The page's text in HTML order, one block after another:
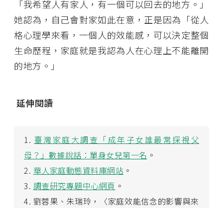
「我希望人有家人，有一個可以回去的地方。」
她認為，自己會對家如此在意，正是因為「從人
格心理學來看，一個人的效能感，可以決定整個
生命歷程，家庭就是我認為人在心理上不能離開
的地方。」
延伸閱讀
1. 臺灣家庭大調查「成年子女誰最常探視父
母？」數據說話：單身女兒第一名 。
2. 華人家庭動態資料庫網站 。
3. 調查研究專題中心網頁 。
4. 劉蓉果、朱瑞玲，〈家庭效能信念的影響與來